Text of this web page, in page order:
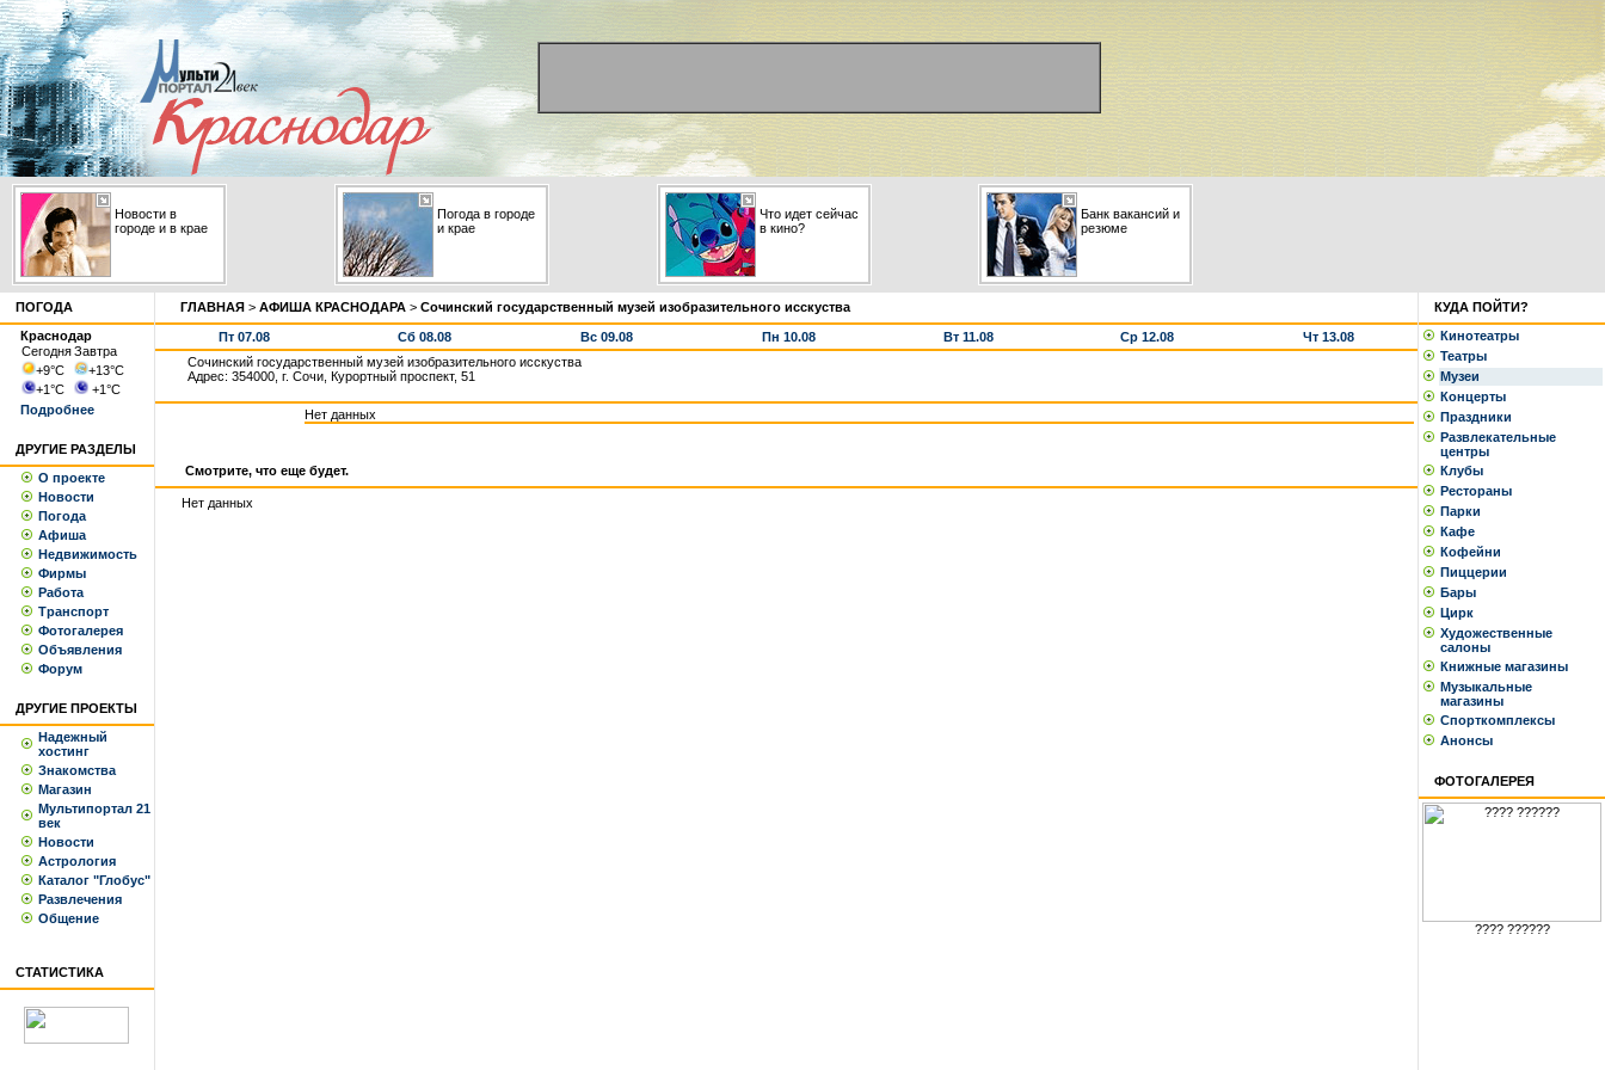
Новости в
городе и в крае
Погода в городе
и крае
Что идет сейчас
в кино?
Банк вакансий и
резюме
ПОГОДА
Краснодар
СегодняЗавтра
+9°С +13°С
+1°С +1°С
Подробнее
ДРУГИЕ РАЗДЕЛЫ
О проекте
Новости
Погода
Афиша
Недвижимость
Фирмы
Работа
Транспорт
Фотогалерея
Объявления
Форум
ДРУГИЕ ПРОЕКТЫ
Надежный
хостинг
Знакомства
Магазин
Мультипортал 21
век
Новости
Астрология
Каталог "Глобус"
Развлечения
Общение
СТАТИСТИКА
ГЛАВНАЯ > АФИША КРАСНОДАРА > Сочинский государственный музей изобразительного исскуства
Пт 07.08 Сб 08.08 Вс 09.08 Пн 10.08 Вт 11.08 Ср 12.08
Чт 13.08
Сочинский государственный музей изобразительного исскуства
Адрес: 354000, г. Сочи, Курортный проспект, 51
Нет данных
Смотрите, что еще будет.
Нет данных
КУДА ПОЙТИ?
Кинотеатры
Театры
Музеи
Концерты
Праздники
Развлекательные
центры
Клубы
Рестораны
Парки
Кафе
Кофейни
Пиццерии
Бары
Цирк
Художественные
салоны
Книжные магазины
Музыкальные
магазины
Спорткомплексы
Анонсы
ФОТОГАЛЕРЕЯ
???? ??????